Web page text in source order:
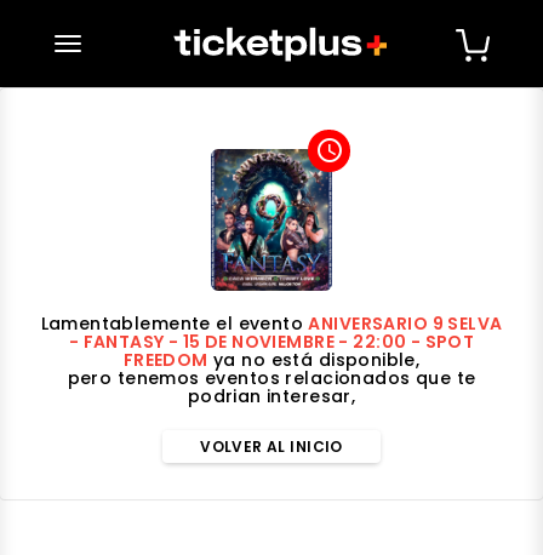
desplegar navegación
access_time
Lamentablemente el eventoANIVERSARIO 9 SELVA
- FANTASY - 15 DE NOVIEMBRE - 22:00 - SPOT
FREEDOM ya no está disponible,
pero tenemos eventos relacionados que te
podrian interesar,
VOLVER AL INICIO